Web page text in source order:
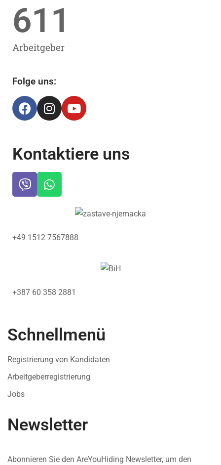
611
Arbeitgeber
Folge uns:
Kontaktiere uns
+49 1512 7567888
+387 60 358 2881
Schnellmenü
Registrierung von Kandidaten
Arbeitgeberregistrierung
Jobs
Newsletter
Abonnieren Sie den AreYouHiding Newsletter, um den